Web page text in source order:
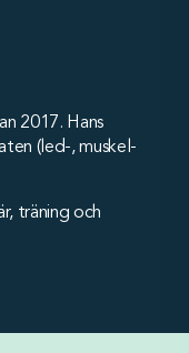
2017. Hans
(led-, muskel-
träning och